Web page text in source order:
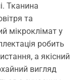
Тканина
та
мікроклімат у
робить
а якісний
вигляд